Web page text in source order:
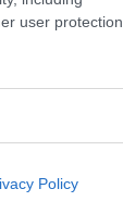
user protection.
Policy